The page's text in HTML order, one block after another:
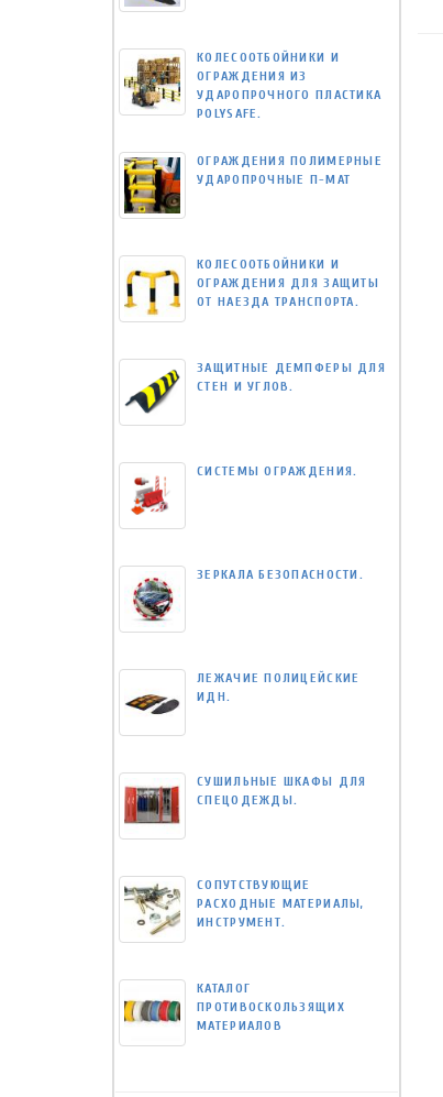
КОЛЕСООТБОЙНИКИ И
ОГРАЖДЕНИЯ ИЗ
УДАРОПРОЧНОГО ПЛАСТИКА
POLYSAFE.
ОГРАЖДЕНИЯ ПОЛИМЕРНЫЕ
УДАРОПРОЧНЫЕ П-МАТ
КОЛЕСООТБОЙНИКИ И
ОГРАЖДЕНИЯ ДЛЯ ЗАЩИТЫ
ОТ НАЕЗДА ТРАНСПОРТА.
ЗАЩИТНЫЕ ДЕМПФЕРЫ ДЛЯ
СТЕН И УГЛОВ.
СИСТЕМЫ ОГРАЖДЕНИЯ.
ЗЕРКАЛА БЕЗОПАСНОСТИ.
ЛЕЖАЧИЕ ПОЛИЦЕЙСКИЕ
ИДН.
СУШИЛЬНЫЕ ШКАФЫ ДЛЯ
СПЕЦОДЕЖДЫ.
СОПУТСТВУЮЩИЕ
РАСХОДНЫЕ МАТЕРИАЛЫ,
ИНСТРУМЕНТ.
КАТАЛОГ
ПРОТИВОСКОЛЬЗЯЩИХ
МАТЕРИАЛОВ